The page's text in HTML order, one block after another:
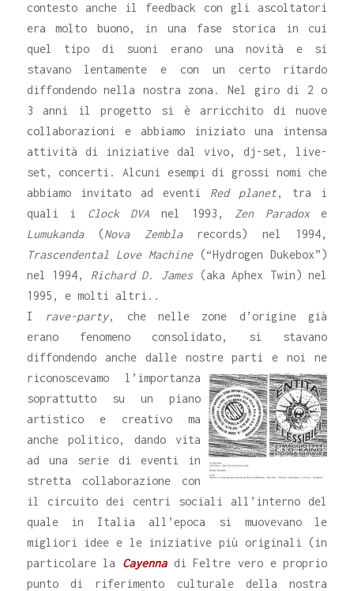
contesto anche il feedback con gli ascoltatori
era molto buono, in una fase storica in cui
quel tipo di suoni erano una novità e si
stavano lentamente e con un certo ritardo
diffondendo nella nostra zona. Nel giro di 2 o
3 anni il progetto si è arricchito di nuove
collaborazioni e abbiamo iniziato una intensa
attività di iniziative dal vivo, dj-set, live-
set, concerti. Alcuni esempi di grossi nomi che
abbiamo invitato ad eventi Red planet, tra i
quali i Clock DVA nel 1993, Zen Paradoxe
Lumukanda(Nova Zemblarecords) nel 1994,
Trascendental Love Machine(“Hydrogen Dukebox”)
nel 1994, Richard D. James(aka Aphex Twin) nel
1995, e molti altri..
I
rave-party, che nelle zone d’origine già
erano fenomeno consolidato, si stavano
diffondendo anche dalle nostre parti e noi ne
riconoscevamol’importanza
soprattutto su un piano
artistico e creativo ma
anche politico, dando vita
ad una serie di eventi in
stretta collaborazione con
il circuito dei centri sociali all’interno del
quale in Italia all’epoca si muovevano le
migliori idee e le iniziative più originali (in
particolare la Cayenna di Feltre vero e proprio
punto di riferimento culturale della nostra